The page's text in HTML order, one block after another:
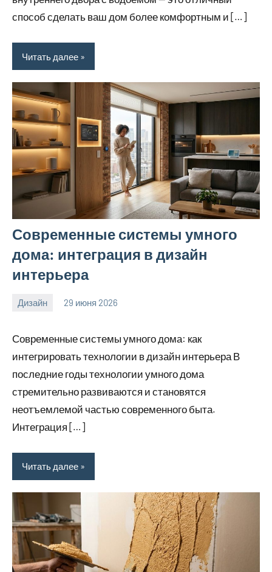
способ сделать ваш дом более комфортным и […]
Читать далее
Современные системы умного
дома: интеграция в дизайн
интерьера
Дизайн 29 июня 2026
calvinken_co
Современные системы умного дома: как
интегрировать технологии в дизайн интерьера В
последние годы технологии умного дома
стремительно развиваются и становятся
неотъемлемой частью современного быта.
Интеграция […]
Читать далее